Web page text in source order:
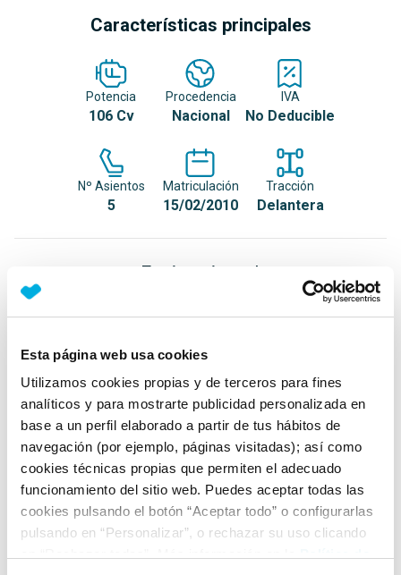
Esta página web usa cookies
Utilizamos cookies propias y de terceros para fines
analíticos y para mostrarte publicidad personalizada en
base a un perfil elaborado a partir de tus hábitos de
navegación (por ejemplo, páginas visitadas); así como
cookies técnicas propias que permiten el adecuado
funcionamiento del sitio web. Puedes aceptar todas las
cookies pulsando el botón “Aceptar todo” o configurarlas
pulsando en “Personalizar”, o rechazar su uso clicando
Características principales
Potencia
106 Cv
Procedencia
Nacional
IVA
No Deducible
Nº Asientos
5
Matriculación
15/02/2010
Tracción
Delantera
Equipamiento*
Detalles destacados
Aire acondicionado reparado con condensador nuevo
Control de tracción
Sensores de aparcamiento traseros
+ Ver todos
Ficha técnica